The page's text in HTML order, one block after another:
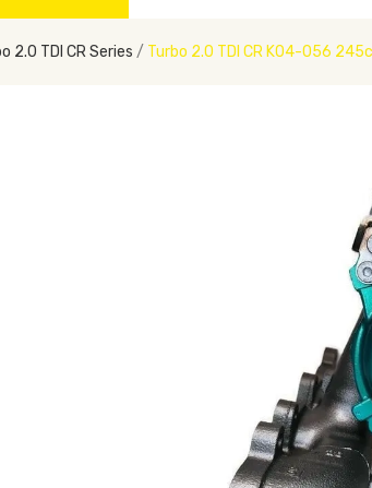
2.0 TDI CR Series Turbo 2.0 TDI CR K04-056